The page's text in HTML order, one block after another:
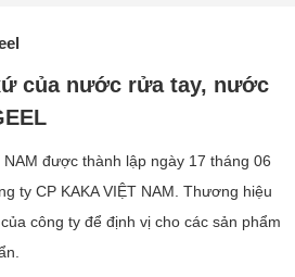
của nước rửa tay, nước
NAM được thành lập ngày 17 tháng 06
ty CP KAKA VIỆT NAM. Thương hiệu
công ty để định vị cho các sản phẩm